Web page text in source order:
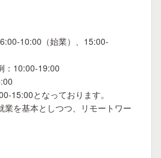
10:00（始業）、15:00-
：10:00-19:00
15:00となっております。
業を基本としつつ、リモートワー